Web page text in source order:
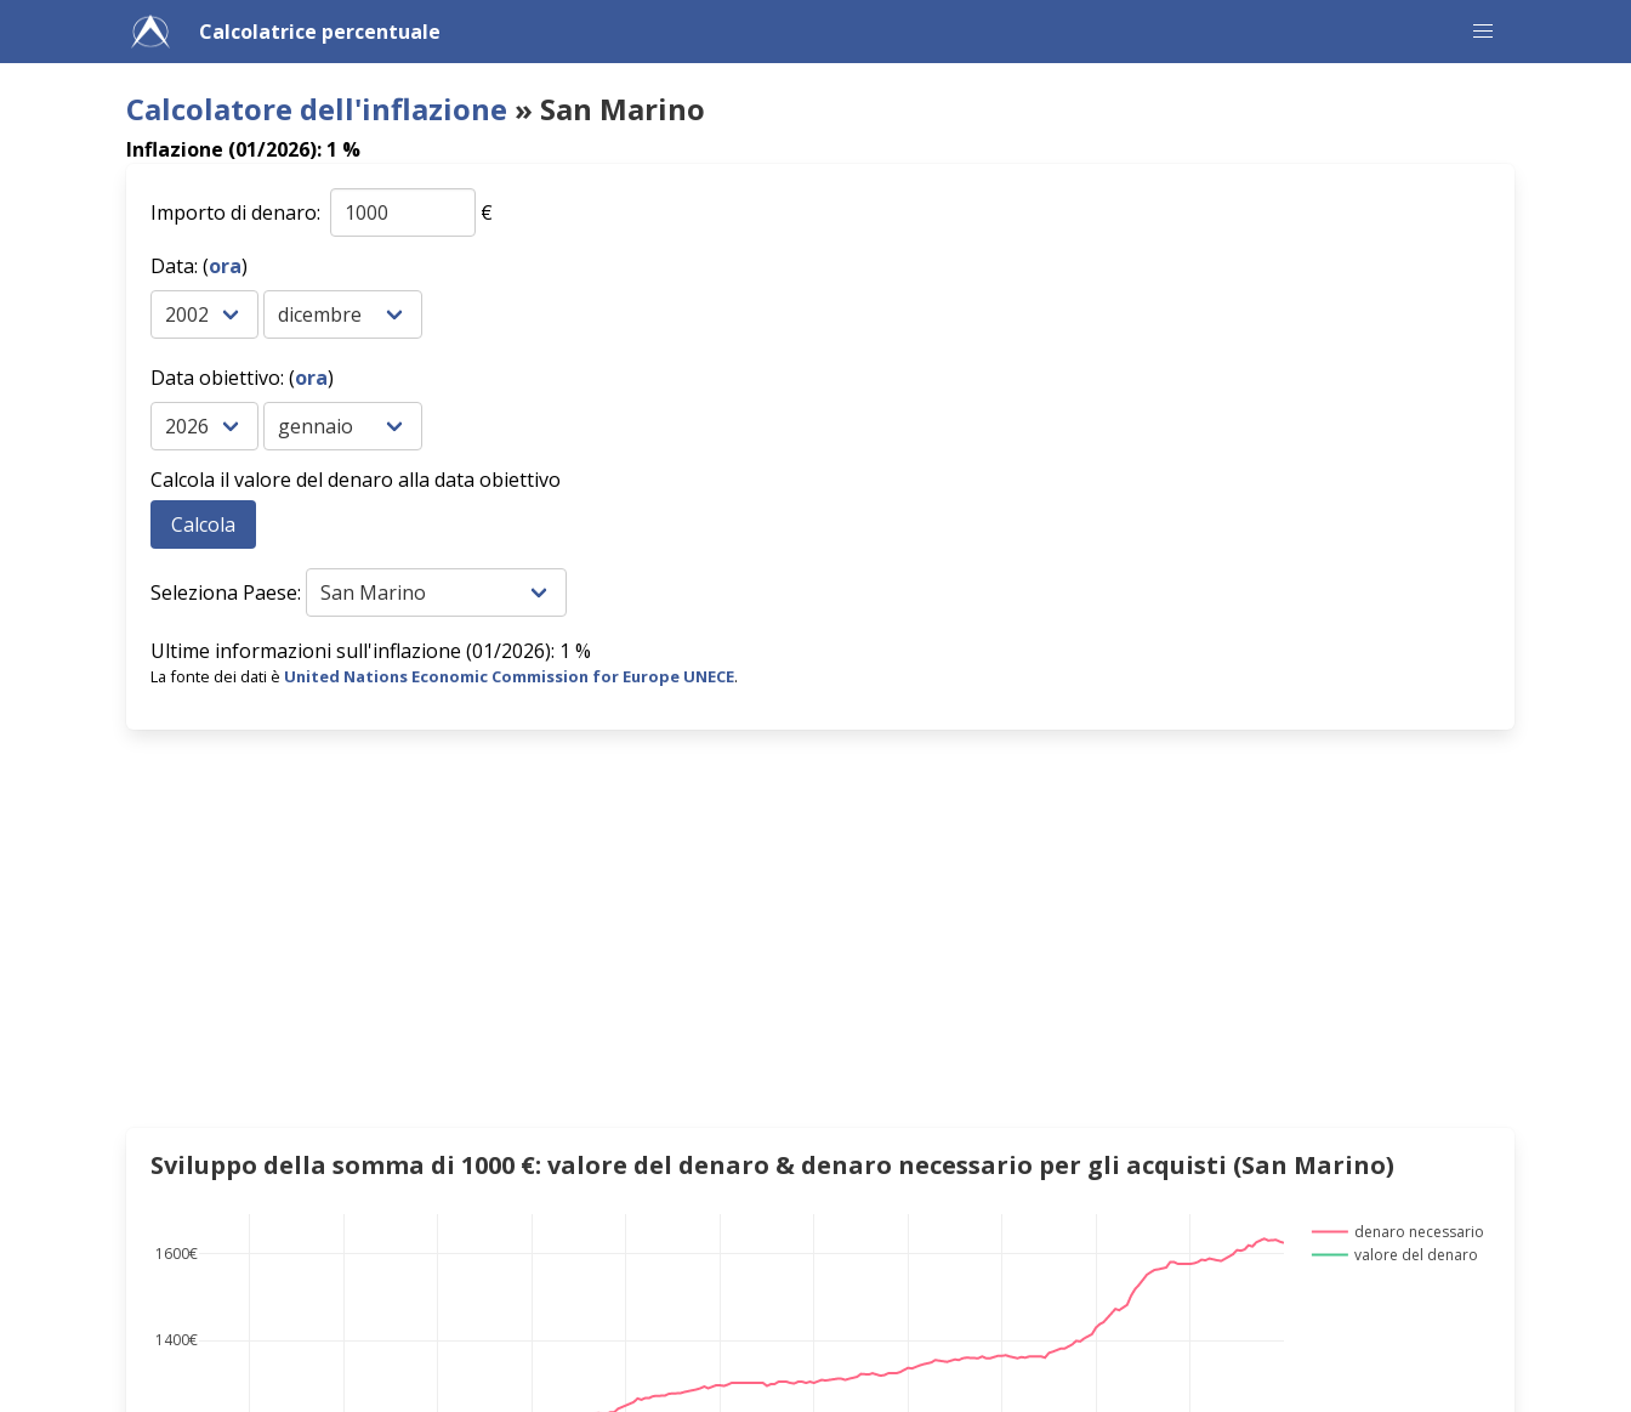
Calcolatrice percentuale
Calcolatore dell'inflazione » San Marino
Inflazione (01/2026): 1 %
Importo di denaro:
€
Data: (ora)
Data obiettivo: (ora)
Calcola il valore del denaro alla data obiettivo
Seleziona Paese:
Ultime informazioni sull'inflazione (01/2026): 1 %
La fonte dei dati è United Nations Economic Commission for Europe UNECE.
Sviluppo della somma di 1000 €: valore del denaro & denaro necessario per gli acquisti (San Marino)
1400€
1600€
denaro necessario
valore del denaro